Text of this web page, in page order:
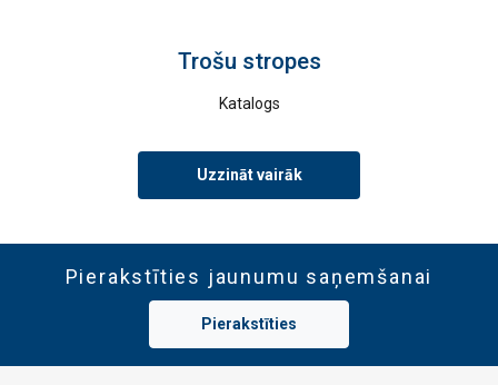
Trošu stropes
Katalogs
Uzzināt vairāk
Pierakstīties jaunumu saņemšanai
Pierakstīties